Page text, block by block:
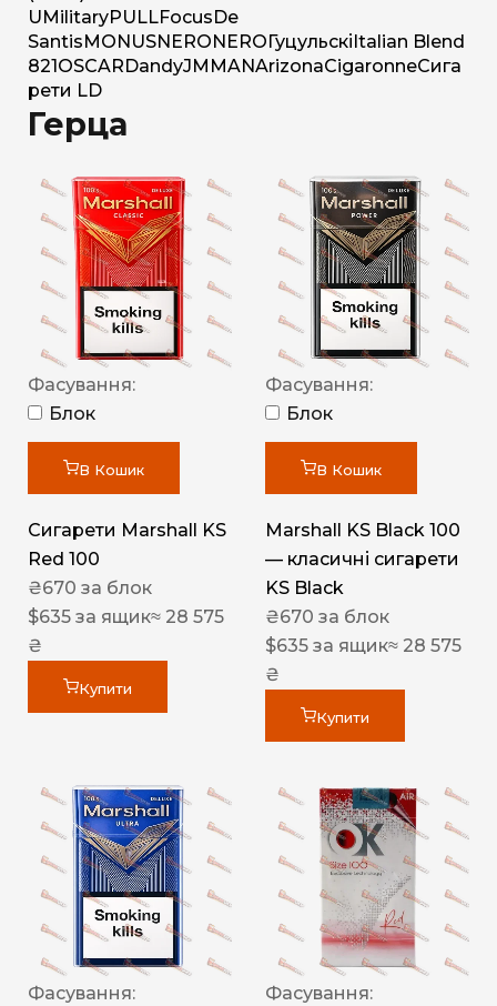
U MilitaryPULLFocus De
Santis MONUSNERO NERO Гуцульскі Italian Blend
821 OSCAR DandyJM MANArizonaCigaronneСига
рети LD
Герца
Фасування:
Блок
В Кошик
Сигарети Marshall KS
Red 100
₴670 за блок
$635 за ящик≈ 28 575
₴
Купити
Фасування:
Блок
В Кошик
Marshall KS Black 100
— класичні сигарети
KS Black
₴670 за блок
$635 за ящик≈ 28 575
₴
Купити
Фасування:
Фасування: